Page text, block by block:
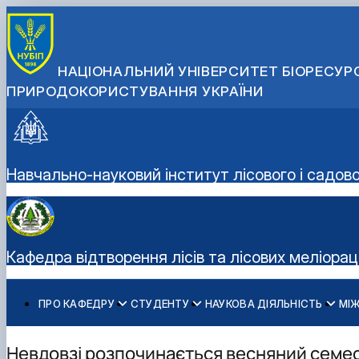
НАЦІОНАЛЬНИЙ УНІВЕРСИТЕТ
ПРИРОДОКОРИСТУВАННЯ УКРАЇНИ
Навчально-науковий інститут лісового і
Кафедра відтворення лісів та лісових
ПРО КАФЕДРУ
Історія кафедри
СТУДЕНТУ
Освітня діяльність
НАУКОВА ДІЯЛЬНІСТЬ
Науково-інноваційна діяльність
Дорадчо-консультативні послуги
Невдовзі розпочинається весняний